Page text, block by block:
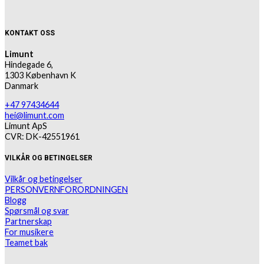
KONTAKT OSS
Limunt
Hindegade 6,
1303 København K
Danmark
+47 97434644
hei@limunt.com
Limunt ApS
CVR: DK-42551961
VILKÅR OG BETINGELSER
Vilkår og betingelser
PERSONVERNFORORDNINGEN
Blogg
Spørsmål og svar
Partnerskap
For musikere
Teamet bak